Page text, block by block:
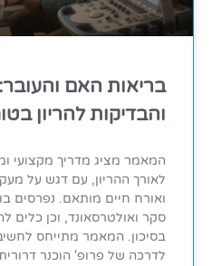
בריאות האם
והבדיקות להריון
המאמר מציג מדריך מקצועי
לאורך ההריון, עם דגש על
ואורח חיים מותאם. נפרסים
סקר ואולטרסאונד, וכן כלים
בסיכון. המאמר מתייחס
לדרכה של פרופ' הוכנר